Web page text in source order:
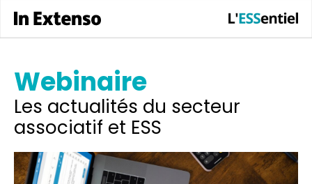
Webinaire
Les actualités du secteur
associatif et ESS